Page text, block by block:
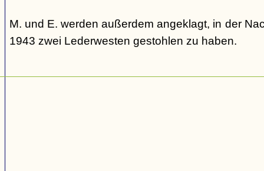
M. und E. werden außerdem angeklagt, in der
1943 zwei Lederwesten gestohlen zu haben.